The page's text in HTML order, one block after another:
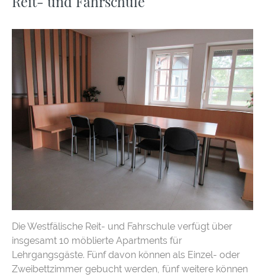
Die Westfälische Reit- und Fahrschule verfügt über
insgesamt 10 möblierte Apartments für
Lehrgangsgäste. Fünf davon können als Einzel- oder
Zweibettzimmer gebucht werden, fünf weitere können